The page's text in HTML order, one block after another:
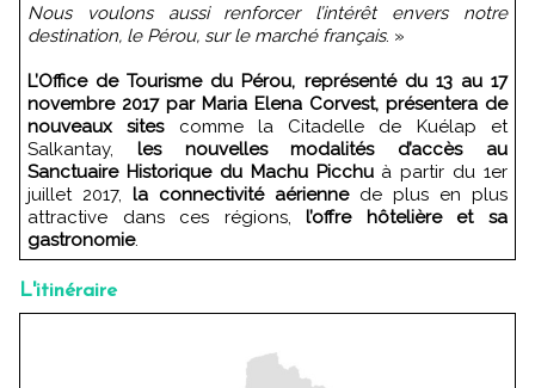
Nous voulons aussi renforcer l’intérêt envers notre
destination, le Pérou, sur le marché français. »
L’Office de Tourisme du Pérou, représenté du 13 au 17
novembre 2017 par Maria Elena Corvest, présentera de
nouveaux sitescomme la Citadelle de Kuélap et
Salkantay, les nouvelles modalités d’accès au
Sanctuaire Historique du Machu Picchuà partir du 1er
juillet 2017, la connectivité aériennede plus en plus
attractive dans ces régions, l’offre hôtelière et sa
gastronomie.
L'itinéraire